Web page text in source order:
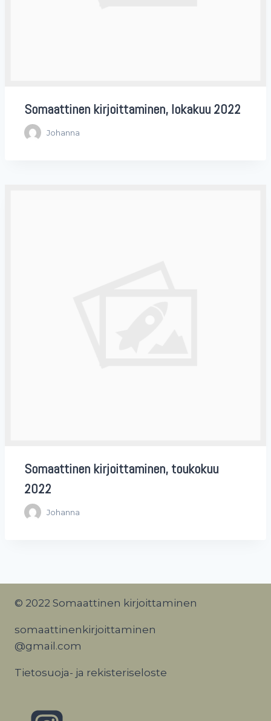
Somaattinen kirjoittaminen, lokakuu 2022
Johanna
Somaattinen kirjoittaminen, toukokuu
2022
Johanna
© 2022 Somaattinen kirjoittaminen
somaattinenkirjoittaminen
@gmail.com
Tietosuoja- ja rekisteriseloste